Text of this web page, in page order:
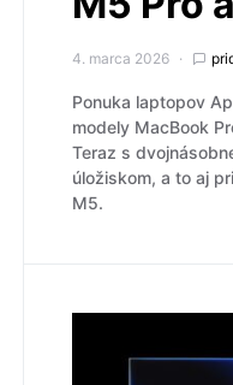
4. marca 2026
Ponuka laptopov
modely MacBook
Teraz s
úložiskom, a to aj
M5.